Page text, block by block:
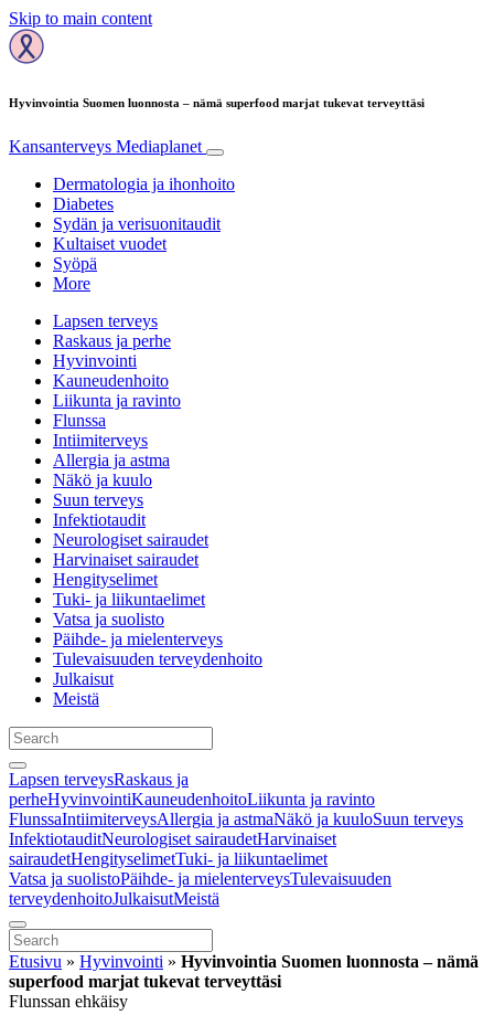
Skip to main content
Hyvinvointia Suomen luonnosta – nämä superfood marjat tukevat terveyttäsi
Kansanterveys Mediaplanet
Dermatologia ja ihonhoito
Diabetes
Sydän ja verisuonitaudit
Kultaiset vuodet
Syöpä
More
Lapsen terveys
Raskaus ja perhe
Hyvinvointi
Kauneudenhoito
Liikunta ja ravinto
Flunssa
Intiimiterveys
Allergia ja astma
Näkö ja kuulo
Suun terveys
Infektiotaudit
Neurologiset sairaudet
Harvinaiset sairaudet
Hengityselimet
Tuki- ja liikuntaelimet
Vatsa ja suolisto
Päihde- ja mielenterveys
Tulevaisuuden terveydenhoito
Julkaisut
Meistä
Lapsen terveysRaskaus ja
perheHyvinvointiKauneudenhoitoLiikunta ja ravinto
FlunssaIntiimiterveysAllergia ja astmaNäkö ja kuuloSuun terveys
InfektiotauditNeurologiset sairaudetHarvinaiset
sairaudetHengityselimetTuki- ja liikuntaelimet
Vatsa ja suolistoPäihde- ja mielenterveysTulevaisuuden
terveydenhoitoJulkaisutMeistä
Etusivu » Hyvinvointi » Hyvinvointia Suomen luonnosta – nämä
superfood marjat tukevat terveyttäsi
Flunssan ehkäisy